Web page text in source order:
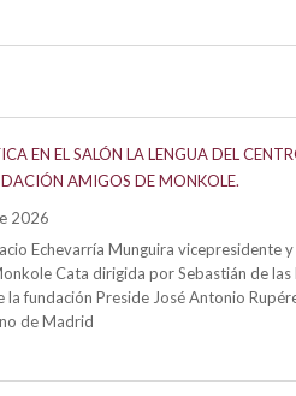
EN EL SALÓN LA LENGUA DEL
AMIGOS DE MONKOLE.
2026
Echevarría Munguira vicepresidente
Cata dirigida por Sebastián de las
la fundación Preside José Antonio
de Madrid